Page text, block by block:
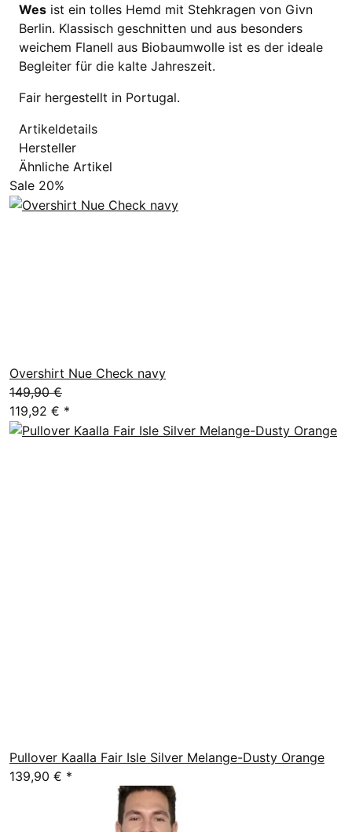
Wes ist ein tolles Hemd mit Stehkragen von Givn
Berlin. Klassisch geschnitten und aus besonders
weichem Flanell aus Biobaumwolle ist es der ideale
Begleiter für die kalte Jahreszeit.
Fair hergestellt in Portugal.
Artikeldetails
Hersteller
Ähnliche Artikel
Sale 20%
Overshirt Nue Check navy
149,90 €
119,92 € *
Pullover Kaalla Fair Isle Silver Melange-Dusty Orange
139,90 € *